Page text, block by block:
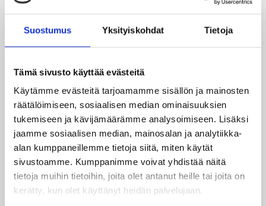
Suostumus Yksityiskohdat Tietoja
Tämä sivusto käyttää evästeitä
Käytämme evästeitä tarjoamamme sisällön ja mainosten
räätälöimiseen, sosiaalisen median ominaisuuksien
tukemiseen ja kävijämäärämme analysoimiseen. Lisäksi
jaamme sosiaalisen median, mainosalan ja analytiikka-
alan kumppaneillemme tietoja siitä, miten käytät
sivustoamme. Kumppanimme voivat yhdistää näitä
tietoja muihin tietoihin, joita olet antanut heille tai joita on
kerätty, kun olet käyttänyt heidän palvelujaan.
Tukholmassa –
harvinaislaatuinen voitto
Liettuasta
Susiladies nappasi harvinaislaatuisen voiton
Liettuasta Tukholmassa pelatussa maaottelussa.
Susiladies voitti vakuuttavasti Liettuan 81-70
(48-36) Elina Aarnisalon 22 pisteen
johdattamana. Suomi pelaa Tukholmassa vielä
toisen ottelun, kun huomenna vastaan tulee
Ruotsi.